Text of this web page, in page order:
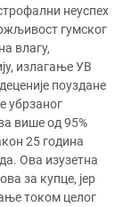
неуспех
гумског
влагу,
излагање УВ
поуздане
убрзаног
више од 95%
25 година
Ова изузетна
за купце, јер
током целог